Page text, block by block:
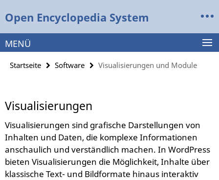
direkt
Inhalt
Open Encyclopedia System
Service-
Navigation
MENÜ
Startseite Software Visualisierungen und Module
Visualisierungen
Visualisierungen sind grafische Darstellungen von
Inhalten und Daten, die komplexe Informationen
anschaulich und verständlich machen. In WordPress
bieten Visualisierungen die Möglichkeit, Inhalte über
klassische Text- und Bildformate hinaus interaktiv